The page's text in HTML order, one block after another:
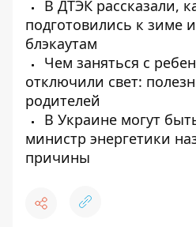
В ДТЭК рассказали,
подготовились к зиме
блэкаутам
Чем заняться с
отключили свет:
родителей
В Украине могут
министр энергетики
причины